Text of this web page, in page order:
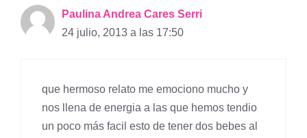
Paulina Andrea Cares Serri
24 julio, 2013 a las 17:50
que hermoso relato me emociono mucho y
nos llena de energia a las que hemos tendio
un poco más facil esto de tener dos bebes al